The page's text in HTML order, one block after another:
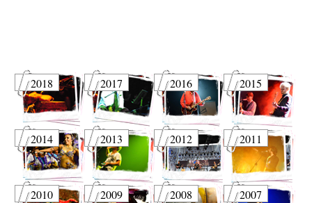
2018 2017 2016 2015
2014 2013 2012 2011
2010 2009 2008 2007